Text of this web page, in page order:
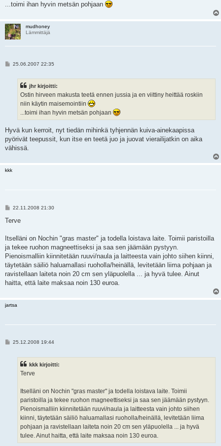
...toimi ihan hyvin metsän pohjaan
mudhoney
Lämmittäjä
V25.06.2007 22:35
jhr kirjoitti:
Ostin hirveen makusta teetä ennen jussia ja en viittiny heittää roskiin
niin käytin maisemointiin
...toimi ihan hyvin metsän pohjaan
Hyvä kun kerroit, nyt tiedän mihinkä tyhjennän kuiva-ainekaapissa
pyörivät teepussit, kun itse en teetä juo ja juovat vierailijatkin on aika
vähissä.
kkk
V
e
i
22.11.2008 21:30
Terve
Itselläni on Nochin "gras master" ja todella loistava laite. Toimii paristoilla
ja tekee ruohon magneettiseksi ja saa sen jäämään pystyyn.
Pienoismalliin kiinnitetään ruuvi/naula ja laitteesta vain johto siihen kiinni,
täytetään säiliö haluamallasi ruoholla/heinällä, levitetään liima pohjaan ja
ravistellaan laiteta noin 20 cm sen yläpuolella ... ja hyvä tulee. Ainut
haitta, että laite maksaa noin 130 euroa.
jartsa
V25.12.2008 19:44
kkk kirjoitti:
Terve
Itselläni on Nochin "gras master" ja todella loistava laite. Toimii
paristoilla ja tekee ruohon magneettiseksi ja saa sen jäämään pystyyn.
Pienoismalliin kiinnitetään ruuvi/naula ja laitteesta vain johto siihen
kiinni, täytetään säiliö haluamallasi ruoholla/heinällä, levitetään liima
pohjaan ja ravistellaan laiteta noin 20 cm sen yläpuolella ... ja hyvä
tulee. Ainut haitta, että laite maksaa noin 130 euroa.